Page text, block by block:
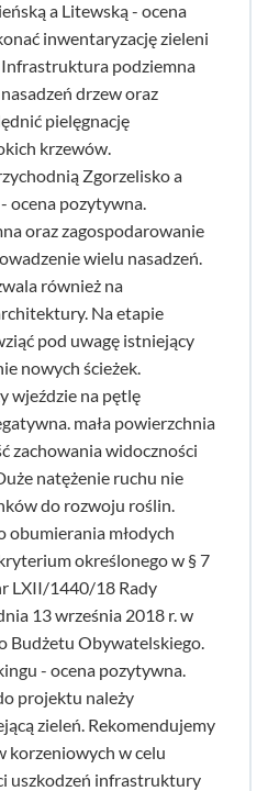
a Litewską - ocena
inwentaryzację zieleni
podziemna
drzew oraz
pielęgnację
krzewów.
Zgorzelisko a
ocena pozytywna.
oraz zagospodarowanie
wielu nasadzeń.
również na
Na etapie
pod uwagę istniejący
nowych ścieżek.
wjeździe na pętlę
mała powierzchnia
zachowania widoczności
natężenie ruchu nie
do rozwoju roślin.
obumierania młodych
określonego w § 7
LXII/1440/18 Rady
13 września 2018 r. w
Budżetu Obywatelskiego.
- ocena pozytywna.
projektu należy
zieleń. Rekomendujemy
korzeniowych w celu
uszkodzeń infrastruktury